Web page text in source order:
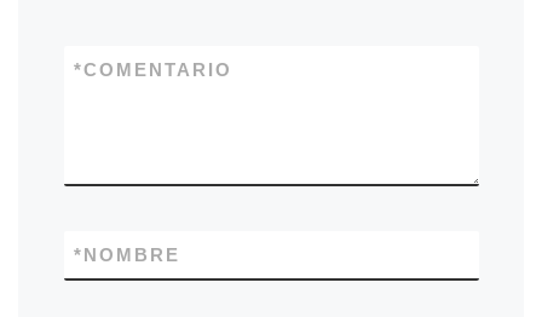
COMENTARIO
*
NOMBRE
*